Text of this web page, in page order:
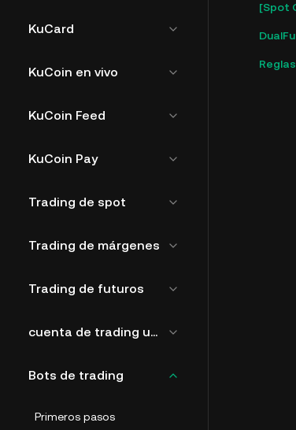
KuCard
KuCoin en vivo
KuCoin Feed
KuCoin Pay
Trading de spot
Trading de márgenes
Trading de futuros
cuenta de trading unificada
Bots de trading
Primeros pasos
[Spot